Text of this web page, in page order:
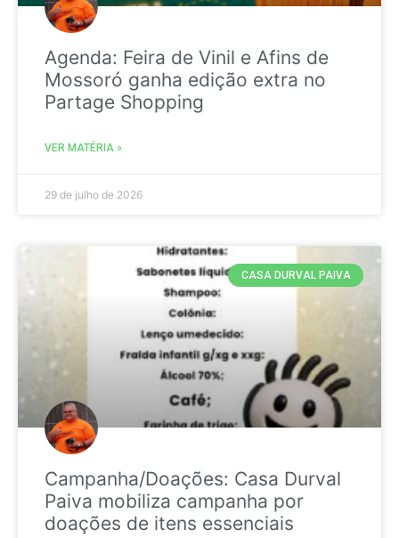
Agenda: Feira de Vinil e Afins de
Mossoró ganha edição extra no
Partage Shopping
VER MATÉRIA »
29 de julho de 2026
CASA DURVAL PAIVA
Campanha/Doações: Casa Durval
Paiva mobiliza campanha por
doações de itens essenciais